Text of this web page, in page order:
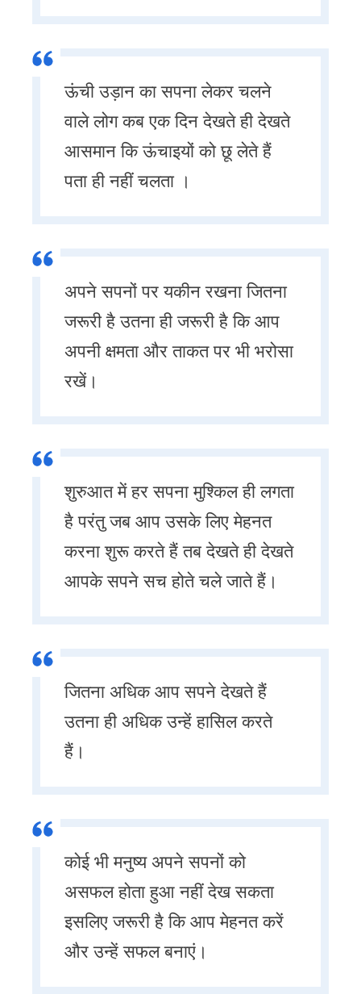
ऊंची उड़ान का सपना लेकर चलने
वाले लोग कब एक दिन देखते ही देखते
आसमान कि ऊंचाइयों को छू लेते हैं
पता ही नहीं चलता ।
अपने सपनों पर यकीन रखना जितना
जरूरी है उतना ही जरूरी है कि आप
अपनी क्षमता और ताकत पर भी भरोसा
रखें।
शुरुआत में हर सपना मुश्किल ही लगता
है परंतु जब आप उसके लिए मेहनत
करना शुरू करते हैं तब देखते ही देखते
आपके सपने सच होते चले जाते हैं।
जितना अधिक आप सपने देखते हैं
उतना ही अधिक उन्हें हासिल करते
हैं।
कोई भी मनुष्य अपने सपनों को
असफल होता हुआ नहीं देख सकता
इसलिए जरूरी है कि आप मेहनत करें
और उन्हें सफल बनाएं।